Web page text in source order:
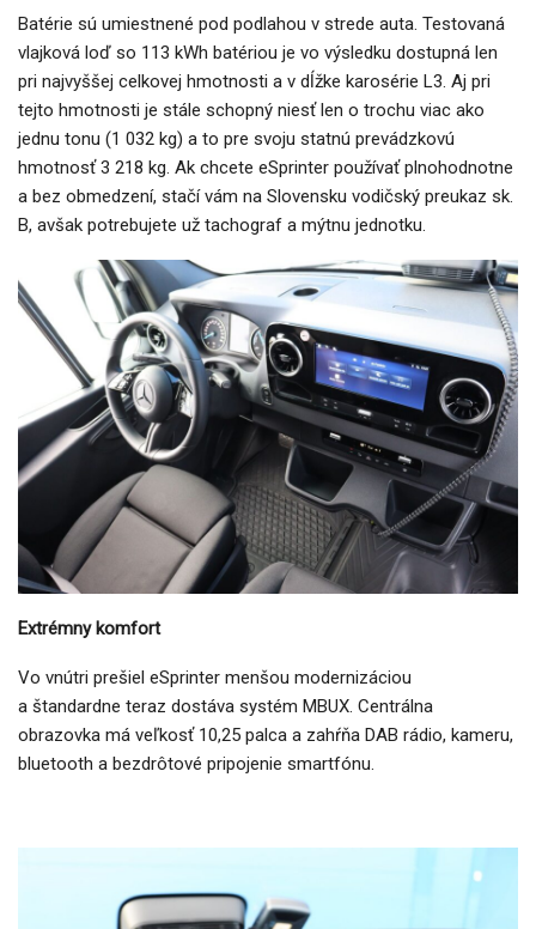
Batérie sú umiestnené pod podlahou v strede auta. Testovaná
vlajková loď so 113 kWh batériou je vo výsledku dostupná len
pri najvyššej celkovej hmotnosti a v dĺžke karosérie L3. Aj pri
tejto hmotnosti je stále schopný niesť len o trochu viac ako
jednu tonu (1 032 kg) a to pre svoju statnú prevádzkovú
hmotnosť 3 218 kg. Ak chcete eSprinter používať plnohodnotne
a bez obmedzení, stačí vám na Slovensku vodičský preukaz sk.
B, avšak potrebujete už tachograf a mýtnu jednotku.
Extrémny komfort
Vo vnútri prešiel eSprinter menšou modernizáciou
a štandardne teraz dostáva systém MBUX. Centrálna
obrazovka má veľkosť 10,25 palca a zahŕňa DAB rádio, kameru,
bluetooth a bezdrôtové pripojenie smartfónu.